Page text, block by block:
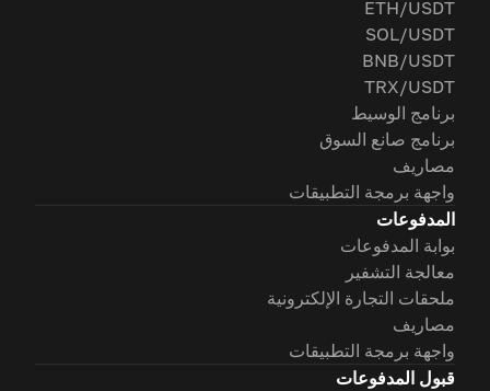
ETH/USDT
SOL/USDT
BNB/USDT
TRX/USDT
برنامج الوسيط
برنامج صانع السوق
مصاريف
واجهة برمجة التطبيقات
المدفوعات
بوابة المدفوعات
معالجة التشفير
ملحقات التجارة الإلكترونية
مصاريف
واجهة برمجة التطبيقات
قبول المدفوعات